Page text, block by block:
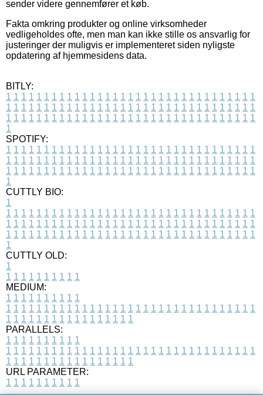
sender videre gennemfører et køb.
Fakta omkring produkter og online virksomheder
vedligeholdes ofte, men man kan ikke stille os ansvarlig for
justeringer der muligvis er implementeret siden nyligste
opdatering af hjemmesidens data.
BITLY:
1 1 1 1 1 1 1 1 1 1 1 1 1 1 1 1 1 1 1 1 1 1 1 1 1 1 1 1 1 1 1 1 1
1 1 1 1 1 1 1 1 1 1 1 1 1 1 1 1 1 1 1 1 1 1 1 1 1 1 1 1 1 1 1 1 1
1 1 1 1 1 1 1 1 1 1 1 1 1 1 1 1 1 1 1 1 1 1 1 1 1 1 1 1 1 1 1 1 1
1
SPOTIFY:
1 1 1 1 1 1 1 1 1 1 1 1 1 1 1 1 1 1 1 1 1 1 1 1 1 1 1 1 1 1 1 1 1
1 1 1 1 1 1 1 1 1 1 1 1 1 1 1 1 1 1 1 1 1 1 1 1 1 1 1 1 1 1 1 1 1
1 1 1 1 1 1 1 1 1 1 1 1 1 1 1 1 1 1 1 1 1 1 1 1 1 1 1 1 1 1 1 1 1
1
CUTTLY BIO:
1
1 1 1 1 1 1 1 1 1 1 1 1 1 1 1 1 1 1 1 1 1 1 1 1 1 1 1 1 1 1 1 1 1
1 1 1 1 1 1 1 1 1 1 1 1 1 1 1 1 1 1 1 1 1 1 1 1 1 1 1 1 1 1 1 1 1
1 1 1 1 1 1 1 1 1 1 1 1 1 1 1 1 1 1 1 1 1 1 1 1 1 1 1 1 1 1 1 1 1
1
CUTTLY OLD:
1
1 1 1 1 1 1 1 1 1 1
MEDIUM:
1 1 1 1 1 1 1 1 1 1
1 1 1 1 1 1 1 1 1 1 1 1 1 1 1 1 1 1 1 1 1 1 1 1 1 1 1 1 1 1 1 1 1
1 1 1 1 1 1 1 1 1 1 1 1 1 1 1 1 1
PARALLELS:
1 1 1 1 1 1 1 1 1 1
1 1 1 1 1 1 1 1 1 1 1 1 1 1 1 1 1 1 1 1 1 1 1 1 1 1 1 1 1 1 1 1 1
1 1 1 1 1 1 1 1 1 1 1 1 1 1 1 1 1
URL PARAMETER:
1 1 1 1 1 1 1 1 1 1